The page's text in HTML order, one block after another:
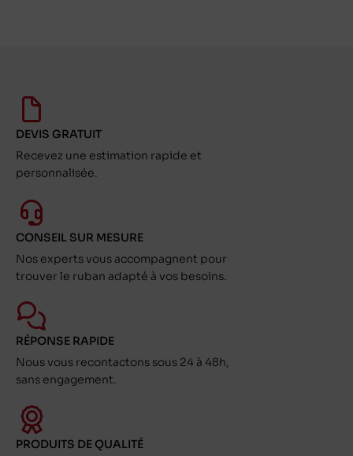
DEVIS GRATUIT
Recevez une estimation rapide et
personnalisée.
CONSEIL SUR MESURE
Nos experts vous accompagnent pour
trouver le ruban adapté à vos besoins.
RÉPONSE RAPIDE
Nous vous recontactons sous 24 à 48h,
sans engagement.
PRODUITS DE QUALITÉ